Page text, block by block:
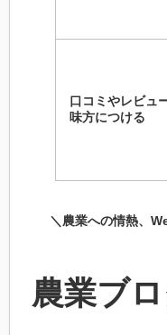
口コミやレビュ
味方につける
＼農業への情熱、
農業ブ